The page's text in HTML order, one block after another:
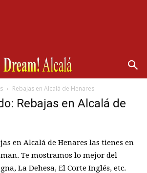
Rebajas en Alcalá de Henares
Rebajas en Alcalá de
en Alcalá de Henares las tienes en
Te mostramos lo mejor del
La Dehesa, El Corte Inglés, etc.